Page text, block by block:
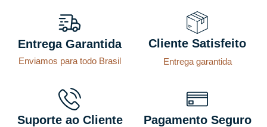
Entrega Garantida
Enviamos para todo Brasil
Cliente Satisfeito
Entrega garantida
Suporte ao Cliente Pagamento Seguro